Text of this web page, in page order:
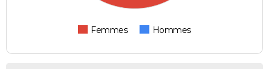
Femmes Hommes